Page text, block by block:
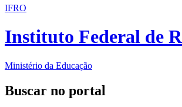
IFRO
Instituto Federal de
Ministério da Educação
Buscar no portal